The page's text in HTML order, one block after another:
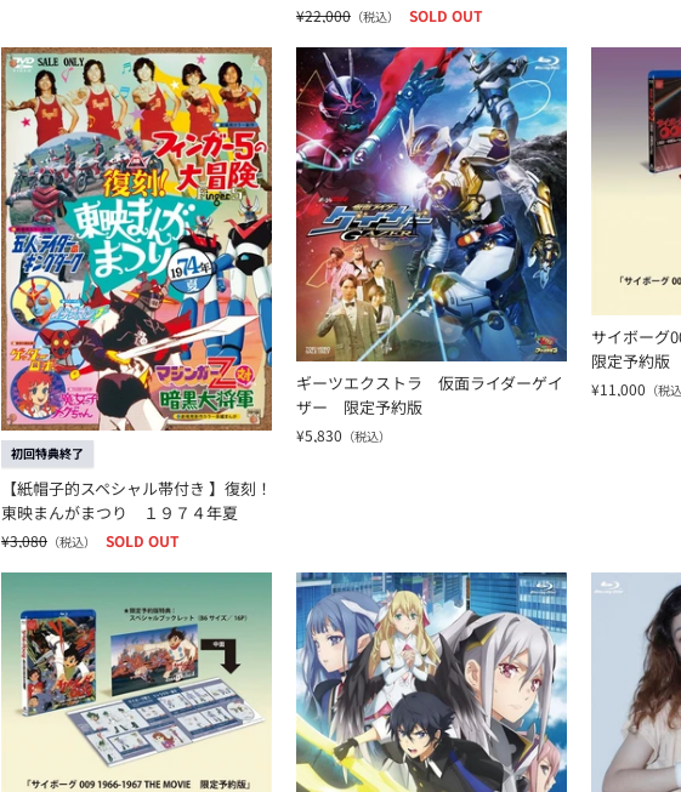
¥22,000 （税込） SOLD OUT
【紙帽子的スペシャル帯付き 】復刻！東映まんがまつり １９７４年夏
【紙帽子的スペシャル帯付き 】復刻！
東映まんがまつり １９７４年夏
¥3,080 （税込） SOLD OUT
初回特典終了
ギーツエクストラ 仮面ライダーゲイザー 限定
ギーツエクストラ 仮面ライダーゲイ
ザー 限定予約版
¥5,830 （税込）
サイボー
限定予約版
¥11,000 （税
サイボーグ009 1966-1967 THE MOVIE 限定予約版なぜ僕の世界を誰も覚えていないのか？ Ｂｌ
百円の恋